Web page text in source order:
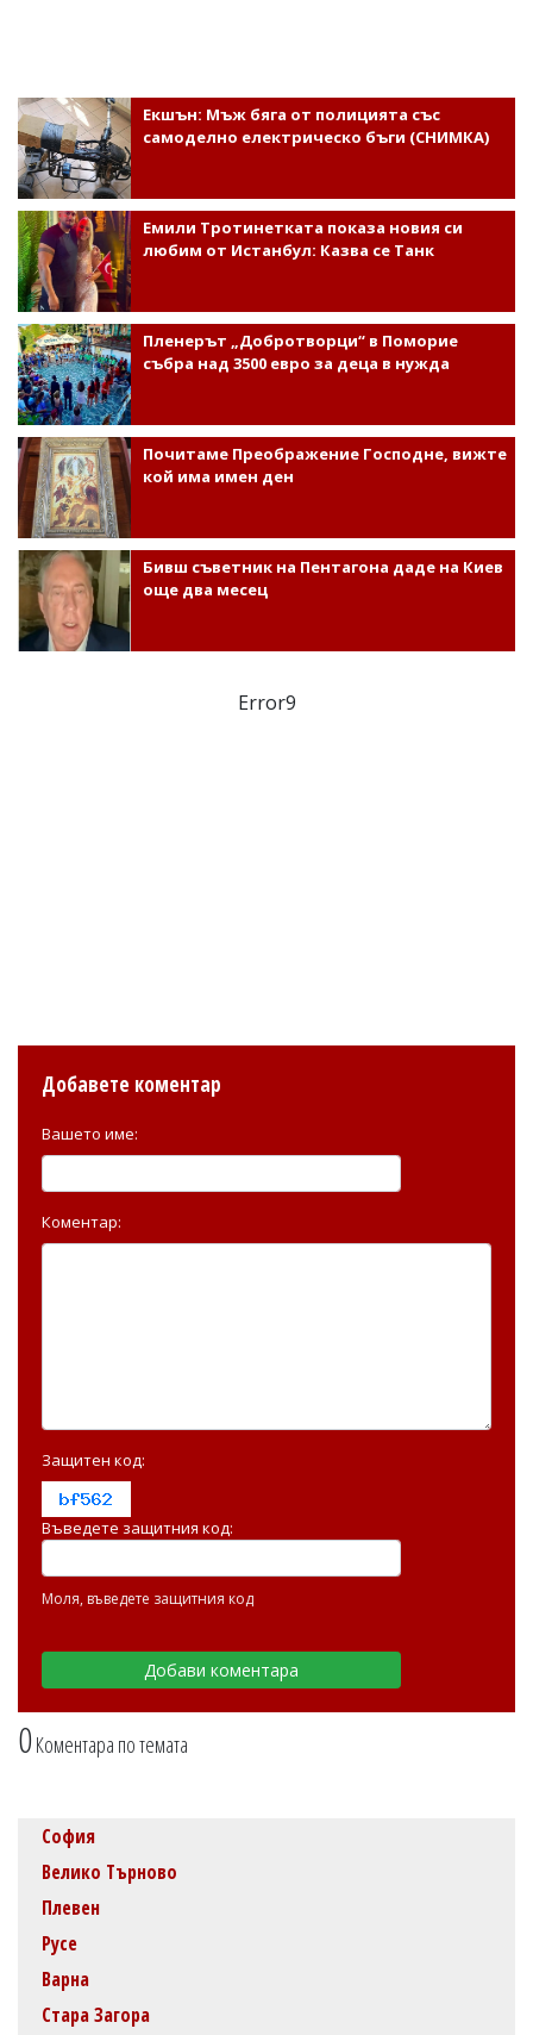
Екшън: Мъж бяга от полицията със
самоделно електрическо бъги (СНИМКА)
Емили Тротинетката показа новия си
любим от Истанбул: Казва се Танк
Пленерът „Добротворци“ в Поморие
събра над 3500 евро за деца в нужда
Почитаме Преображение Господне, вижте
кой има имен ден
Бивш съветник на Пентагона даде на Киев
още два месец
Error9
0Коментара по темата
Добавете коментар
Вашето име:
Коментар:
Защитен код:
Въведете защитния код:
Моля, въведете защитния код
София
Велико Търново
Плевен
Русе
Варна
Стара Загора